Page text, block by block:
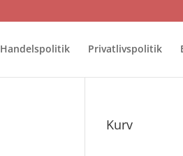
Handelspolitik Privatlivspolitik
Kurv